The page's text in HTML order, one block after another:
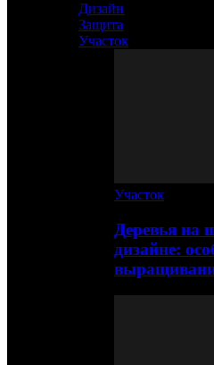
Дизайн
Защита
Участок
Участок
Деревья на
дизайне: